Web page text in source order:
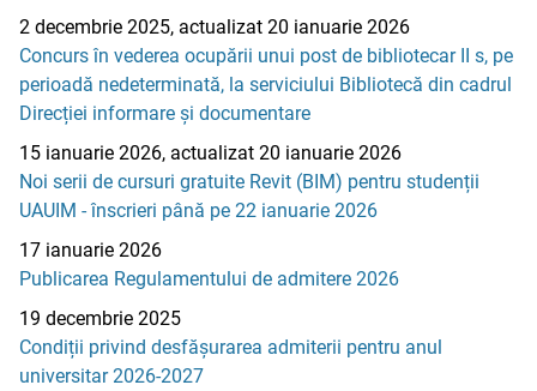
2 decembrie 2025, actualizat 20 ianuarie 2026
Concurs în vederea ocupării unui post de bibliotecar II s, pe
perioadă nedeterminată, la serviciului Bibliotecă din cadrul
Direcției informare și documentare
15 ianuarie 2026, actualizat 20 ianuarie 2026
Noi serii de cursuri gratuite Revit (BIM) pentru studenții
UAUIM - înscrieri până pe 22 ianuarie 2026
17 ianuarie 2026
Publicarea Regulamentului de admitere 2026
19 decembrie 2025
Condiții privind desfășurarea admiterii pentru anul
universitar 2026-2027